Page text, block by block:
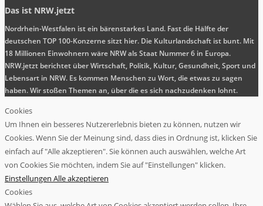
Das ist NRW.jetzt
Nordrhein-Westfalen ist ein bärenstarkes Land. Fast die Hälfte der
deutschen TOP 100-Konzerne sitzt hier. Die Kulturlandschaft ist bunt. Mit
18 Millionen Einwohnern wäre NRW als Staat Nummer 6 in Europa.
NRW.jetzt berichtet über Wirtschaft, Politik, Kultur, Gesundheit, Sport und
Lebensart in NRW. Es kommen Menschen zu Wort, die etwas zu sagen
haben. Wir stoßen Themen an, über die es sich nachzudenken lohnt.
Cookies
Um Ihnen ein besseres Nutzererlebnis bieten zu können, nutzen wir
Cookies. Wenn Sie der Meinung sind, dass dies in Ordnung ist, klicken Sie
einfach auf "Alle akzeptieren". Sie können auch auswählen, welche Art
von Cookies Sie möchten, indem Sie auf "Einstellungen" klicken.
Einstellungen Alle akzeptieren
Cookies